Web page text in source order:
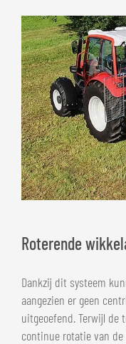
Roterende
Dankzij dit systeem
aangezien er geen
uitgeoefend. Terwijl de
continue rotatie van